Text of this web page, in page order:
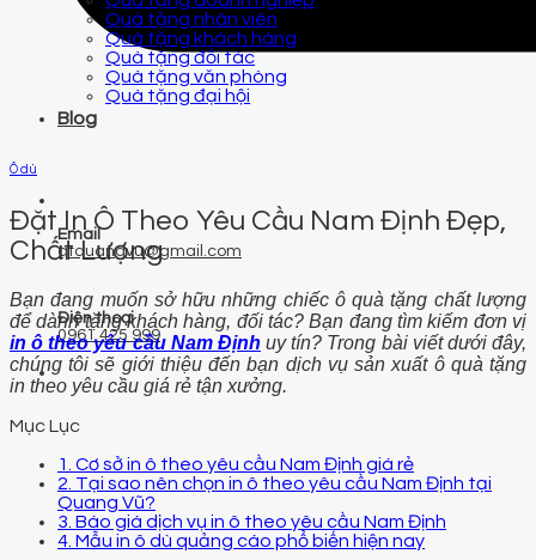
Email
qtquangvu@gmail.com
Điện thoại
0961 425 999
Quà tặng nhân viên
Quà tặng khách hàng
Quà tặng đối tác
Quà tặng văn phòng
Quà tặng đại hội
Blog
Ô dù
Đặt In Ô Theo Yêu Cầu Nam Định Đẹp,
Chất Lượng
Bạn đang muốn sở hữu những chiếc ô quà tặng chất lượng
để dành tặng khách hàng, đối tác? Bạn đang tìm kiếm đơn vị
in ô theo yêu cầu Nam Định uy tín? Trong bài viết dưới đây,
chúng tôi sẽ giới thiệu đến bạn dịch vụ sản xuất ô quà tặng
in theo yêu cầu giá rẻ tận xưởng.
Mục Lục
1. Cơ sở in ô theo yêu cầu Nam Định giá rẻ
2. Tại sao nên chọn in ô theo yêu cầu Nam Định tại
Quang Vũ?
3. Báo giá dịch vụ in ô theo yêu cầu Nam Định
4. Mẫu in ô dù quảng cáo phổ biến hiện nay